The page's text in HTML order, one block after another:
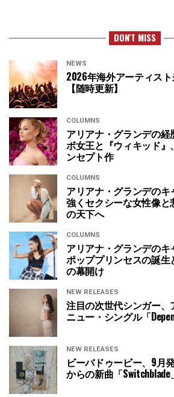
DON'T MISS
NEWS
2026年海外アーティス
【随時更新】
COLUMNS
アリアナ・グランデの
ボ女王と『ウィキッド』
ンセプト作
COLUMNS
アリアナ・グランデのキ
強くセクシーな女性像
の天下へ
COLUMNS
アリアナ・グランデのキ
ポッププリンセスの誕
の幕開け
NEW RELEASES
注目の次世代シンガー
ニュー・シングル「
NEW RELEASES
ビーバドゥービー、9月
からの新曲「Switchblade